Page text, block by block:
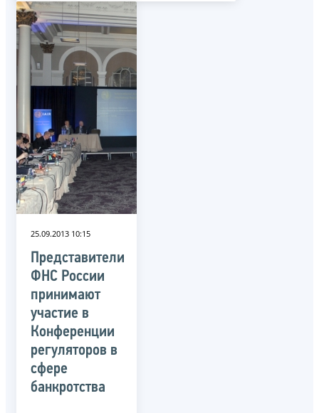
25.09.2013 10:15
Представители
ФНС России
принимают
участие в
Конференции
регуляторов в
сфере
банкротства